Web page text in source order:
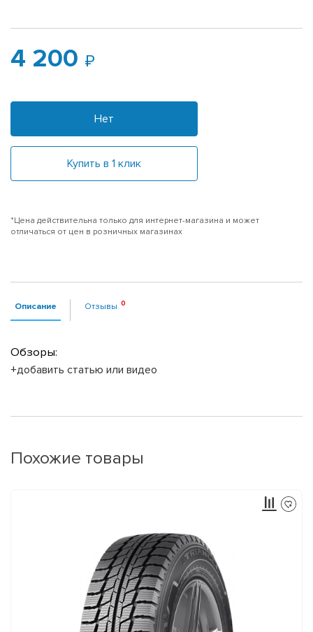
4 200
Нет
Купить в 1 клик
*Цена действительна только для интернет-магазина и может
отличаться от цен в розничных магазинах
Описание Отзывы
Обзоры:
+добавить статью или видео
Похожие товары